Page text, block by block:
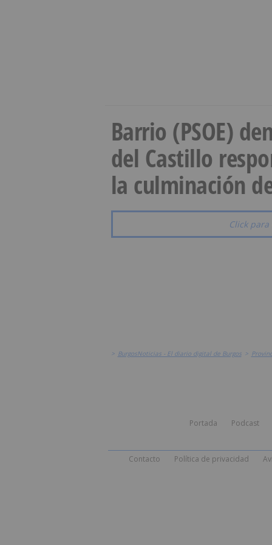
Barrio (PSOE)
del Castillo
la culminación
Click
> BurgosNoticias - El diario digital de Burgos >
Portada Podcast
Contacto Política de privacidad